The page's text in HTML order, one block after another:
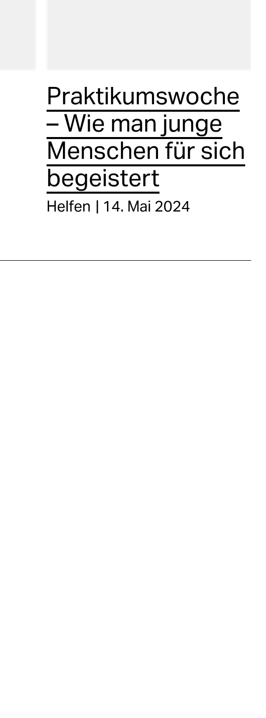
Praktikumswoche
– Wie man junge
Menschen für sich
begeistert
Helfen 14. Mai 2024